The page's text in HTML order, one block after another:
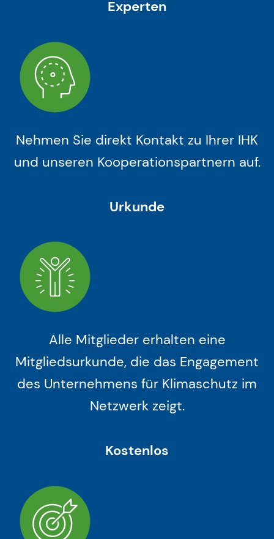
Experten
Nehmen Sie direkt Kontakt zu Ihrer IHK
und unseren Kooperationspartnern auf.
Urkunde
Alle Mitglieder erhalten eine
Mitgliedsurkunde, die das Engagement
des Unternehmens für Klimaschutz im
Netzwerk zeigt.
Kostenlos